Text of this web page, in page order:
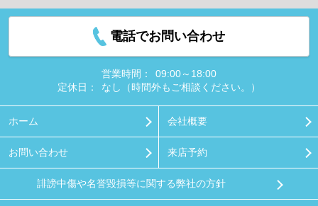
電話でお問い合わせ
営業時間：
09:00～18:00
定休日：
なし（時間外もご相談ください。）
ホーム 会社概要
お問い合わせ 来店予約
誹謗中傷や名誉毀損等に関する弊社の方針